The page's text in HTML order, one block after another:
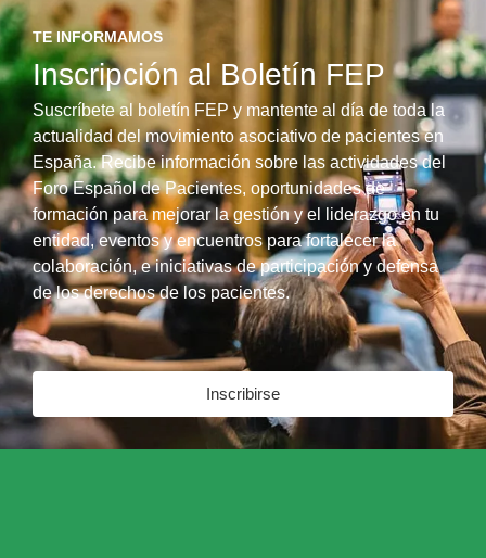
TE INFORMAMOS
Inscripción al Boletín FEP
Suscríbete al boletín FEP y mantente al día de toda la
actualidad del movimiento asociativo de pacientes en
España. Recibe información sobre las actividades del
Foro Español de Pacientes, oportunidades de
formación para mejorar la gestión y el liderazgo en tu
entidad, eventos y encuentros para fortalecer la
colaboración, e iniciativas de participación y defensa
de los derechos de los pacientes.
Inscribirse